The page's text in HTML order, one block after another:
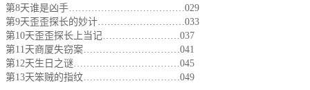
第8天谁是凶手………………………………029
第9天歪歪探长的妙计………………………033
第10天歪歪探长上当记……………………037
第11天商厦失窃案…………………………041
第12天生日之谜……………………………045
第13天笨贼的指纹…………………………049